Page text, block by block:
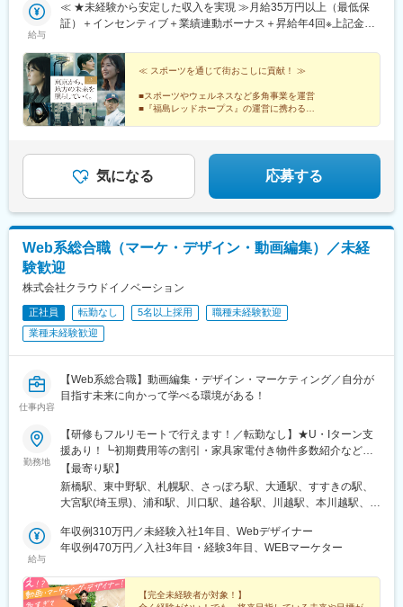
給与
≪ ★未経験から安定した収入を実現 ≫月給35万円以上（最低保
証）＋インセンティブ＋業績連動ボーナス＋昇給年4回※上記金額
す。超過分は別途支給。※最大6ヶ月の試用期間あり（期間中は月
給32万円となります/45時間分の固定残業代7万8300円～を含む/
超過分は別途支給）。※経験や能力を考慮の上、金額を決定しま
す。
≪ スポーツを通じて街おこしに貢献！ ≫
■スポーツやウェルネスなど多角事業を運営
■『福島レッドホープス』の運営に携わる
気になる 応募する
Web系総合職（マーケ・デザイン・動画編集）／未経
験歓迎
株式会社クラウドイノベーション
正社員 転勤なし 5名以上採用
職種未経験歓迎
業種未経験歓迎
仕事内容
【Web系総合職】動画編集・デザイン・マーケティング／自分が
目指す未来に向かって学べる環境がある！
勤務地
【研修もフルリモートで行えます！／転勤なし】★U・Iターン支
援あり！┗初期費用等の割引・家具家電付き物件多数紹介など★
フルリモート・テレワークOKな案件も！＜本社オフィス＞東京都
港区新橋1-12-9 新橋プレイス7F└各線「新橋駅」徒歩5分以内＜
支社オフィス＞東京都中野区東中野4-7-18 岡藤ビル203└各線
【最寄り駅】
新橋駅、東中野駅、札幌駅、さっぽろ駅、大通駅、すすきの駅、
大宮駅(埼玉県)、浦和駅、川口駅、越谷駅、川越駅、本川越駅、千
柏駅、東京駅、大手町駅(東京都)、新宿駅、新宿駅(東京メトロ)、
新宿三丁目駅、池袋駅、東池袋駅、五反田駅、六本木駅、品川
都)、渋谷駅、上野駅、京成上野駅、錦糸町駅、恵比寿駅、水道橋
駅、後楽園駅、木場駅(東京都)、中目黒駅、中野駅(東京都)、横浜
給与
年収例310万円／未経験入社1年目、Webデザイナー
年収例470万円／入社3年目・経験3年目、WEBマーケター
【完全未経験者が対象！】